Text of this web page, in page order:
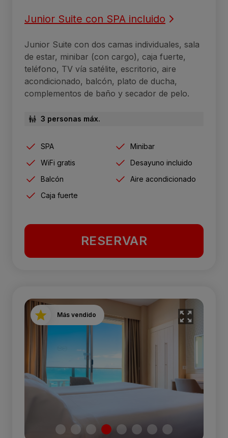
Junior Suite con SPA incluido
Junior Suite con dos camas individuales, sala
de estar, minibar (con cargo), caja fuerte,
teléfono, TV vía satélite, escritorio, aire
acondicionado, balcón, plato de ducha,
complementos de baño y secador de pelo.
3 personas máx.
SPA
Minibar
WiFi gratis
Desayuno incluido
Balcón
Aire acondicionado
Caja fuerte
RESERVAR
Más vendido